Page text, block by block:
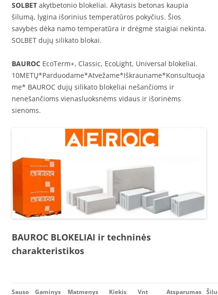
SOLBET akytbetonio blokeliai. Akytasis betonas kaupia
šilumą, lygina išorinius temperatūros pokyčius. Šios
savybės dėka namo temperatūra ir drėgmė staigiai nekinta.
SOLBET dujų silikato blokai.
BAUROC EcoTerm+, Classic, EcoLight, Universal blokeliai.
10METŲ*Parduodame*Atvežame*Iškrauname*Konsultuoja
me* BAUROC dujų silikato blokeliai nešančioms ir
nenešančioms vienasluoksnėms vidaus ir išorinėms
sienoms.
BAUROC BLOKELIAI ir techninės
charakteristikos
Sauso Gaminys Matmenys Kiekis Vnt Atsparumas